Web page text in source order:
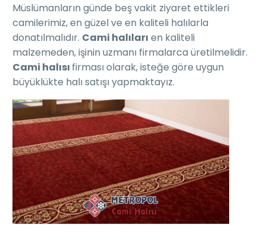
Müslümanların günde beş vakit ziyaret ettikleri
camilerimiz, en güzel ve en kaliteli halılarla
donatılmalıdır. Cami halıları en kaliteli
malzemeden, işinin uzmanı firmalarca üretilmelidir.
Cami halısı firması olarak, isteğe göre uygun
büyüklükte halı satışı yapmaktayız.